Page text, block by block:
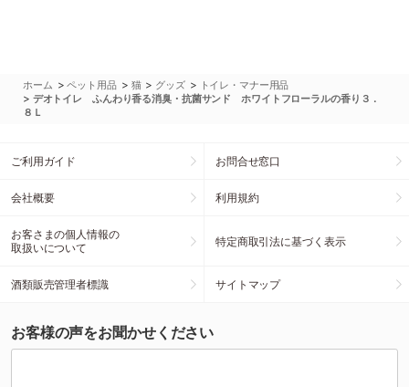
ホーム >ペット用品 > 猫 > グッズ > トイレ・マナー用品
> デオトイレ ふんわり香る消臭・抗菌サンド ホワイトフローラルの香り３．
８Ｌ
ご利用ガイド お問合せ窓口
会社概要 利用規約
お客さまの個人情報の
取扱いについて
特定商取引法に基づく表示
酒類販売管理者標識 サイトマップ
お客様の声をお聞かせください